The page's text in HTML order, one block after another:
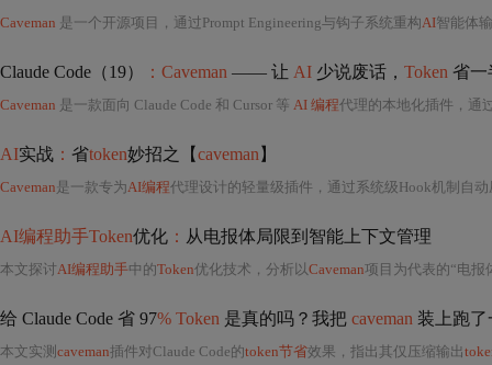
Caveman 是一个开源项目，通过Prompt Engineering与钩子系统重构AI智能体
Claude Code（19） ：Caveman —— 让 AI 少说废话， Token 省一
Caveman 是一款面向 Claude Code 和 Cursor 等 AI 编程代理的本地化插件，通过强制精简输
AI实战 ： 省token妙招之【caveman 】
Caveman是一款专为AI编程代理设计的轻量级插件，通过系统级Hook机制自动
AI编程助手Token优化 ： 从电报体局限到智能上下文管理
本文探讨AI编程助手中的Token优化技术，分析以Caveman项目为代表的“电报体”压缩方案的局限性，指出其
给 Claude Code 省 97% Token 是真的吗？我把 caveman 装上跑了
本文实测 caveman插件对Claude Code的token节省效果，指出其仅压缩输出